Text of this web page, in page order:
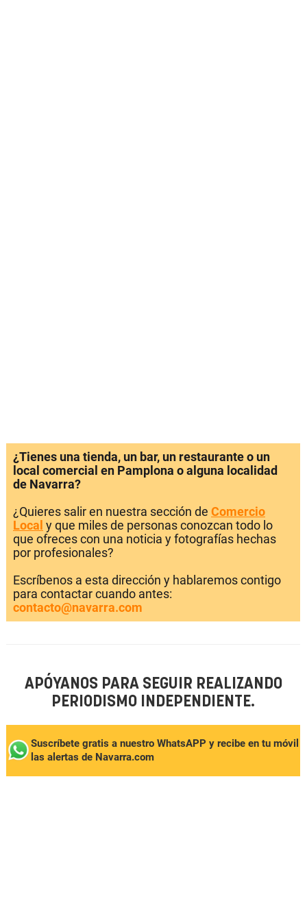
¿Tienes una tienda, un bar, un restaurante o un
local comercial en Pamplona o alguna localidad
de Navarra?
¿Quieres salir en nuestra sección de Comercio
Local y que miles de personas conozcan todo lo
que ofreces con una noticia y fotografías hechas
por profesionales?
Escríbenos a esta dirección y hablaremos contigo
para contactar cuando antes:
contacto@navarra.com
APÓYANOS PARA SEGUIR REALIZANDO
PERIODISMO INDEPENDIENTE.
Suscríbete gratis a nuestro WhatsAPP y recibe en tu móvil
las alertas de Navarra.com